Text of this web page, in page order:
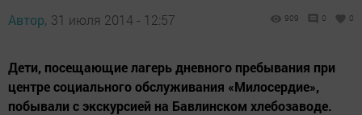
Автор, 31 июля 2014 - 12:57 909 0 0
Дети, посещающие лагерь дневного пребывания при
центре социального обслуживания «Милосердие»,
побывали с экскурсией на Бавлинском хлебозаводе.